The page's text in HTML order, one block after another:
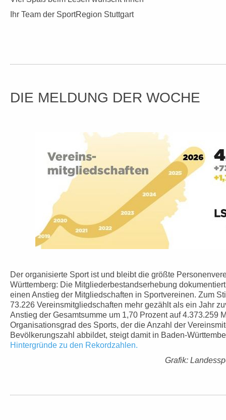
Ihr Team der SportRegion Stuttgart
DIE MELDUNG DER WOCHE
Der organisierte Sport ist und bleibt die größte
Württemberg: Die Mitgliederbestandserhebung
einen Anstieg der Mitgliedschaften in Sportvereinen. Zum
73.226 Vereinsmitgliedschaften mehr gezählt als ein Jahr
Anstieg der Gesamtsumme um 1,70 Prozent auf 4.373.259
Organisationsgrad des Sports, der die Anzahl der
Bevölkerungszahl abbildet, steigt damit in Baden-
Hintergründe zu den Rekordzahlen.
Grafik: